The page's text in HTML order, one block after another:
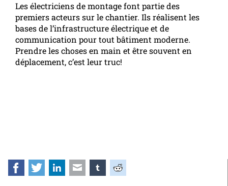
Les électriciens de montage font partie des
premiers acteurs sur le chantier. Ils réalisent les
bases de l’infrastructure électrique et de
communication pour tout bâtiment moderne.
Prendre les choses en main et être souvent en
déplacement, c’est leur truc!
Facebook
TwitterLinkedInE-mail tumblrReddit